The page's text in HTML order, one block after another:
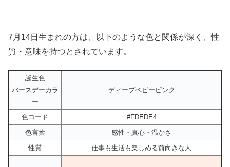
7月14日生まれの方は、以下のような色と関係が深く、性
質・意味を持つとされています。
誕生色
バースデーカラ
ー
ディープベビーピンク
色コード
#FDEDE4
色言葉
感性・真心・温かさ
性質
仕事も生活も楽しめる前向きな人